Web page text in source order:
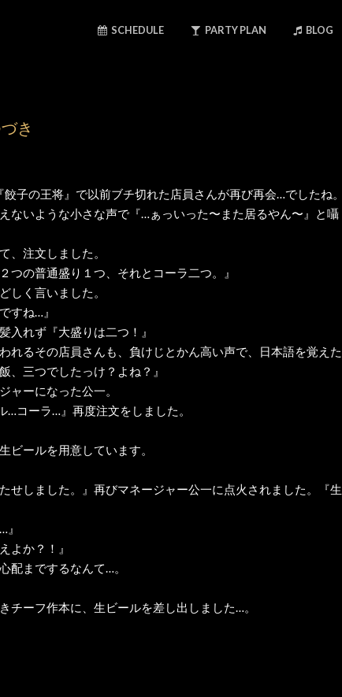
SCHEDULE PARTY PLAN BLOG
き
子の王将』で以前ブチ切れた店員さんが再び再会…でしたね。
ないような小さな声で『…ぁっいった〜また居るやん〜』と囁
、注文しました。
つの普通盛り１つ、それとコーラ二つ。』
しく言いました。
すね…』
入れず『大盛りは二つ！』
れるその店員さんも、負けじとかん高い声で、日本語を覚えた
、三つでしたっけ？よね？』
ャーになった公一。
コーラ…』再度注文をしました。
ビールを用意しています。
せしました。』再びマネージャー公一に点火されました。『生
よか？！』
配までするなんて…。
チーフ作本に、生ビールを差し出しました…。